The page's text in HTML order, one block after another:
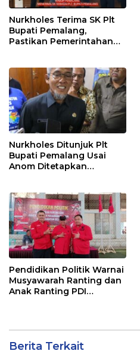
Nurkholes Terima SK Plt
Bupati Pemalang,
Pastikan Pemerintahan
Nurkholes Ditunjuk Plt
Bupati Pemalang Usai
Anom Ditetapkan
Pendidikan Politik Warnai
Musyawarah Ranting dan
Anak Ranting PDI
Berita Terkait